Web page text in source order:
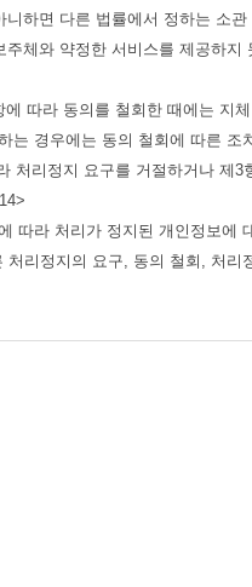
하면 다른 법률에서 정하는 소
체와 약정한 서비스를 제공하
따라 동의를 철회한 때에는 지
는 경우에는 동의 철회에 따른
리정지 요구를 거절하거나 제
라 처리가 정지된 개인정보에
리정지의 요구, 동의 철회, 처리